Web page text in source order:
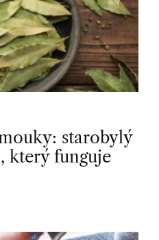
starobylý
který funguje